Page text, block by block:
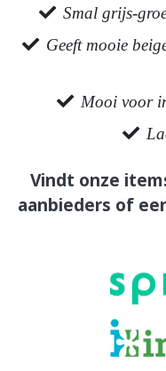
Smal grijs-
Geeft mooie
Mooi voor
Vindt onze
aanbieders of